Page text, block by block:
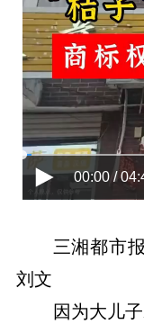
00:00 /
三湘都市
刘文
因为大儿